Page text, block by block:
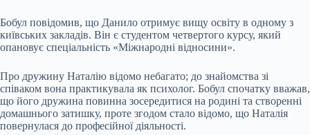
Бобул повідомив, що Данило отримує вищу освіту в одному з
київських закладів. Він є студентом четвертого курсу, який
опановує спеціальність «Міжнародні відносини».
Про дружину Наталію відомо небагато; до знайомства зі
співаком вона практикувала як психолог. Бобул спочатку вважав,
що його дружина повинна зосередитися на родині та створенні
домашнього затишку, проте згодом стало відомо, що Наталія
повернулася до професійної діяльності.